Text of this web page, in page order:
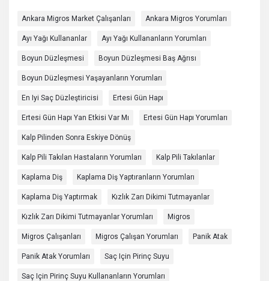
Ankara Migros Market Çalışanları Ankara Migros Yorumları
Ayı Yağı Kullananlar Ayı Yağı Kullananların Yorumları
Boyun Düzleşmesi Boyun Düzleşmesi Baş Ağrısı
Boyun Düzleşmesi Yaşayanların Yorumları
En Iyi Saç Düzleştiricisi Ertesi Gün Hapı
Ertesi Gün Hapı Yan Etkisi Var Mı Ertesi Gün Hapı Yorumları
Kalp Pilinden Sonra Eskiye Dönüş
Kalp Pili Takılan Hastaların Yorumları Kalp Pili Takılanlar
Kaplama Diş Kaplama Diş Yaptıranların Yorumları
Kaplama Diş Yaptırmak Kızlık Zarı Dikimi Tutmayanlar
Kızlık Zarı Dikimi Tutmayanlar Yorumları Migros
Migros Çalışanları Migros Çalışan Yorumları Panik Atak
Panik Atak Yorumları Saç Için Pirinç Suyu
Saç Için Pirinç Suyu Kullananların Yorumları